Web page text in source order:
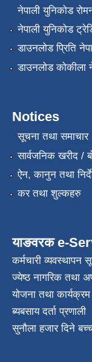
नेपाली युनिकोड
नेपाली युनिकोड
डाउनलोड प्रिति
डाउनलोड कोकीला
Notices
सूचना तथा समाचार
सार्वजनिक खरीद /
ऐन, कानुन तथा
कर तथा शुल्कहरु
याङवरक e-
कर्मचारी व्यवस्थापन
ज्येष्ठ नागरिक तथा
योजना तथा
ब्यबसाय दर्ता प्रणाली
सुनौला हजार दिने